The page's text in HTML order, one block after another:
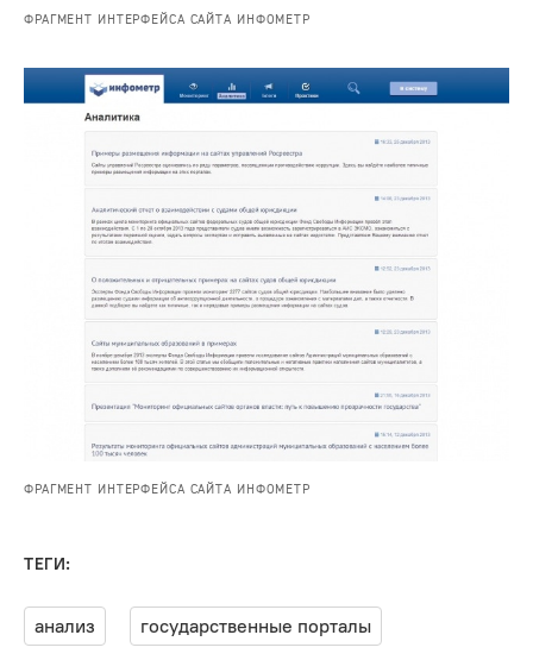
ФРАГМЕНТ ИНТЕРФЕЙСА САЙТА ИНФОМЕТР
ФРАГМЕНТ ИНТЕРФЕЙСА САЙТА ИНФОМЕТР
ТЕГИ:
анализ государственные порталы